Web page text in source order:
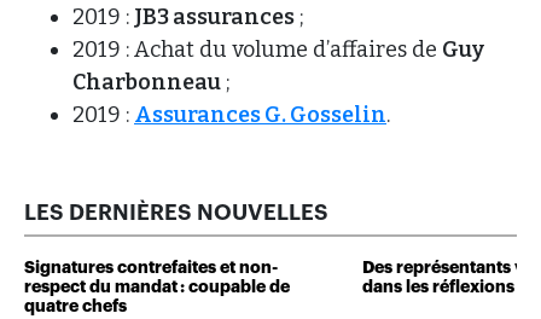
2019 : JB3 assurances ;
2019 : Achat du volume d’affaires de Guy
Charbonneau ;
2019 : Assurances G. Gosselin.
LES DERNIÈRES NOUVELLES
Signatures contrefaites et non-
respect du mandat : coupable de
quatre chefs
Des représentants
dans les réflexions de